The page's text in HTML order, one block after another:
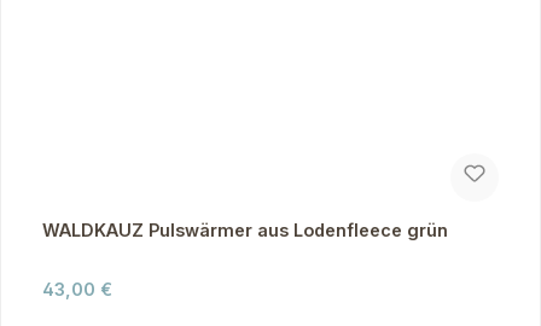
WALDKAUZ Pulswärmer aus Lodenfleece grün
Regulärer Preis:
43,00 €